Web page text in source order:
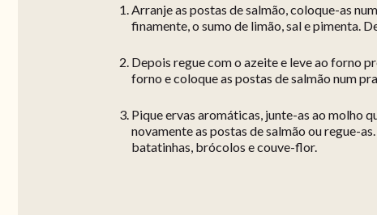
Arranje as postas de salmão, coloque-as
finamente, o sumo de limão, sal e pimenta.
Depois regue com o azeite e leve ao forno
forno e coloque as postas de salmão num
Pique ervas aromáticas, junte-as ao molho
novamente as postas de salmão ou regue-
batatinhas, brócolos e couve-flor.